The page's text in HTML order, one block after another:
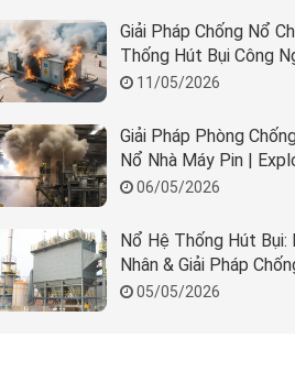
Giải Pháp Chống Nổ
Thống Hút Bụi Công
REMBE & Beta Solution
11/05/2026
Giải Pháp Phòng
Nổ Nhà Máy Pin |
Protection BESS
06/05/2026
Nổ Hệ Thống Hút Bụi:
Nhân & Giải Pháp
Hiệu Quả
05/05/2026